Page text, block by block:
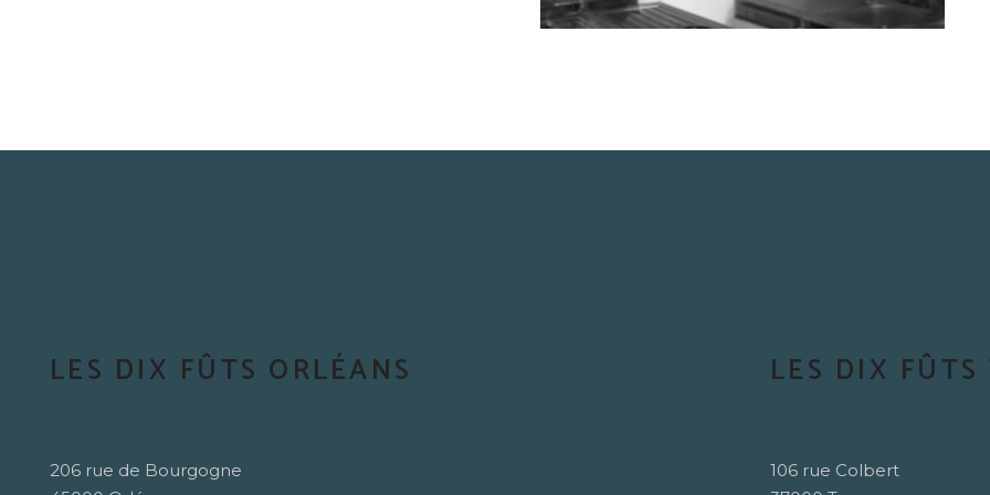
LES DIX FÛTS ORLÉANS
206 rue de Bourgogne
LES DIX FÛTS
106 rue Colbert